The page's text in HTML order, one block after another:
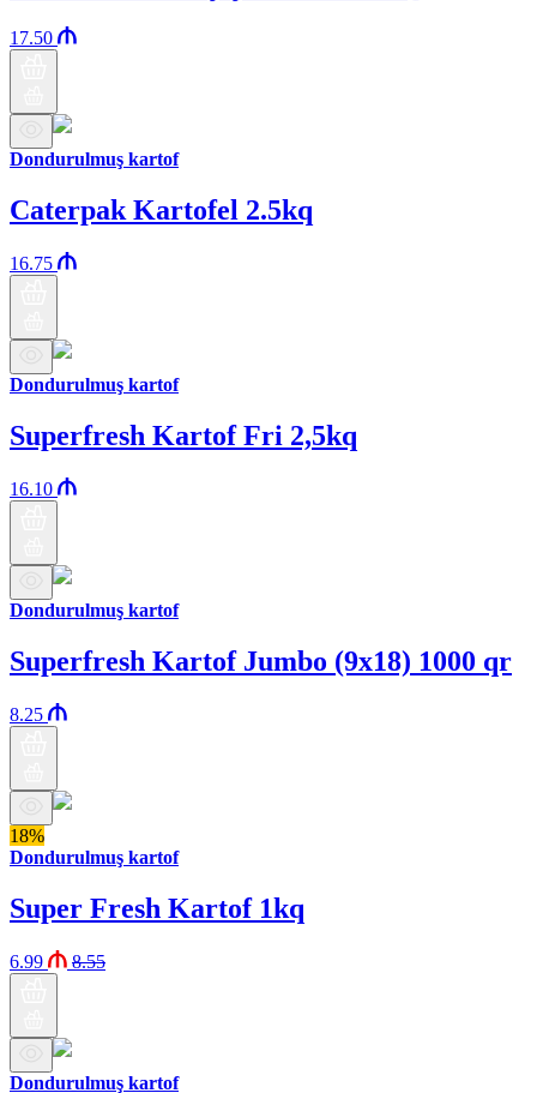
17.50
Dondurulmuş kartof
Caterpak Kartofel 2.5kq
16.75
Dondurulmuş kartof
Superfresh Kartof Fri 2,5kq
16.10
Dondurulmuş kartof
Superfresh Kartof Jumbo (9x18) 1000 qr
8.25
18%
Dondurulmuş kartof
Super Fresh Kartof 1kq
6.99 8.55
Dondurulmuş kartof